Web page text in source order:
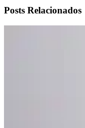
Posts Relacionados